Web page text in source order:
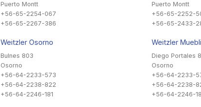
Puerto Montt
+56-65-2254-067
+56-65-2267-386
Weitzler Osorno
Bulnes 803
Osorno
+56-64-2233-573
+56-64-2238-822
+56-64-2246-181
Puerto Montt
+56-65-2252-
+56-65-2433-
Weitzler
Diego Portales
Osorno
+56-64-2233-
+56-64-2238-
+56-64-2246-